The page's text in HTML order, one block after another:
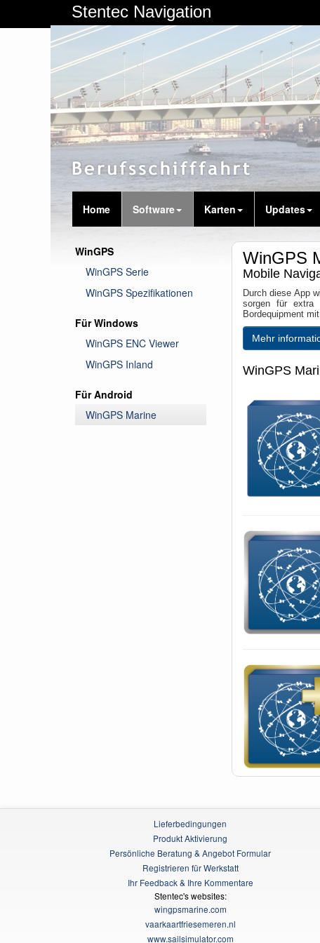
Stentec Navigation
Home Software Karten Updates
WinGPS
Mobile
Durch diese App
sorgen für extra
Bordequipment
Mehr
WinGPS
WinGPS
WinGPS Serie
WinGPS Spezifikationen
Für Windows
WinGPS ENC Viewer
WinGPS Inland
Für Android
WinGPS Marine
Lieferbedingungen
Produkt Aktivierung
Persönliche Beratung & Angebot Formular
Registrieren für Werkstatt
Ihr Feedback & Ihre Kommentare
Stentec's websites:
wingpsmarine.com
vaarkaartfriesemeren.nl
www.sailsimulator.com